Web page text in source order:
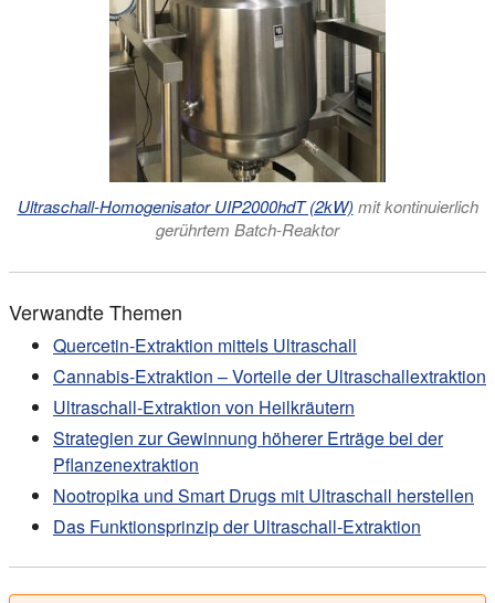
Ultraschall-Homogenisator UIP2000hdT (2kW) mit kontinuierlich
gerührtem Batch-Reaktor
Verwandte Themen
Quercetin-Extraktion mittels Ultraschall
Cannabis-Extraktion – Vorteile der Ultraschallextraktion
Ultraschall-Extraktion von Heilkräutern
Strategien zur Gewinnung höherer Erträge bei der
Pflanzenextraktion
Nootropika und Smart Drugs mit Ultraschall herstellen
Das Funktionsprinzip der Ultraschall-Extraktion